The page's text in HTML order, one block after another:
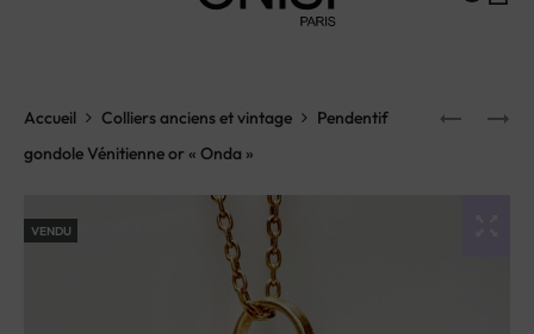
Accueil Colliers anciens et vintage
Pendentif
gondole Vénitienne or « Onda »
VENDU
✨ PAIEMENT EN 3 OU 4 FOIS SANS FRAIS AVEC